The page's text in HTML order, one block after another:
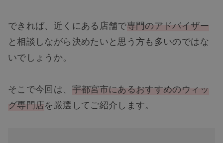
できれば、近くにある店舗で専門のアドバイザー
と相談しながら決めたいと思う方も多いのではな
いでしょうか。
そこで今回は、 宇都宮市にあるおすすめのウィッ
グ専門店を厳選してご紹介します。